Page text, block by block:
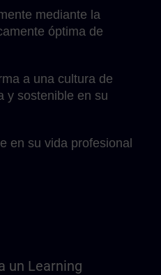
mediante la
óptima de
a una cultura de
y sostenible en su
en su vida profesional
un Learning